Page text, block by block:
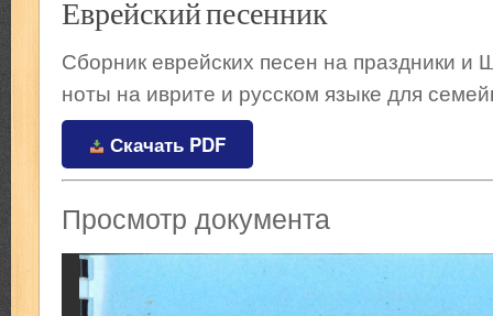
Еврейский песенник
Сборник еврейских песен на праздники и
ноты на иврите и русском языке для
Скачать PDF
Просмотр документа